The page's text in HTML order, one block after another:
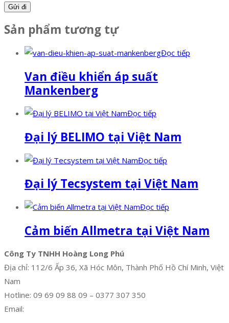
Sản phẩm tương tự
Đọc tiếp
Van điều khiển áp suất
Mankenberg
Đọc tiếp
Đại lý BELIMO tại Việt Nam
Đọc tiếp
Đại lý Tecsystem tại Việt Nam
Đọc tiếp
Cảm biến Allmetra tại Việt Nam
Công Ty TNHH Hoàng Long Phú
Địa chỉ: 112/6 Ấp 36, Xã Hóc Môn, Thành Phố Hồ Chí Minh, Việt
Nam
Hotline: 09 69 09 88 09 – 0377 307 350
Email: